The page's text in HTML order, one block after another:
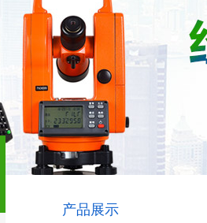
产品展示